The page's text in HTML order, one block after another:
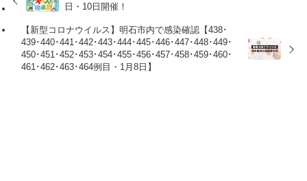
日・10日開催！
【新型コロナウイルス】明石市内で感染確認【438･
439･440･441･442･443･444･445･446･447･448･449･
450･451･452･453･454･455･456･457･458･459･460･
461･462･463･464例目・1月8日】